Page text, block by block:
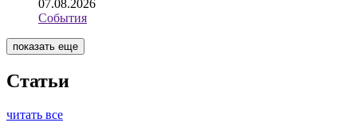
07.08.2026
События
показать еще
Статьи
читать все